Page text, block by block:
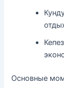
Основные